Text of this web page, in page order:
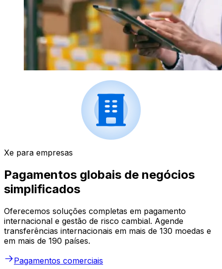
Xe para empresas
Pagamentos globais de negócios
simplificados
Oferecemos soluções completas em pagamento
internacional e gestão de risco cambial. Agende
transferências internacionais em mais de 130 moedas e
em mais de 190 países.
Pagamentos comerciais